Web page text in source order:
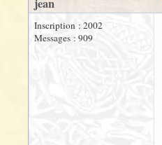
jean
Inscription : 2002
Messages : 909